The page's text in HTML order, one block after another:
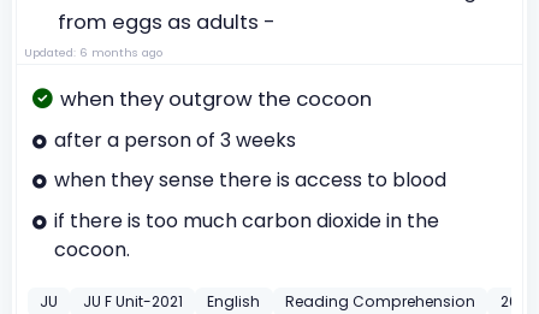
from eggs as adults -
Updated: 6 months ago
when they outgrow the cocoon
after a person of 3 weeks
when they sense there is access to blood
if there is too much carbon dioxide in the
cocoon.
JU JU F Unit-2021 English Reading Comprehension 2021